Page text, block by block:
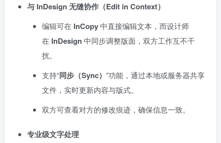
与 InDesign 无缝协作（Edit in Context）
编辑可在 InCopy中直接编辑文本，而设计师
在 InDesign中同步调整版面，双方工作互不干
扰。
支持“同步（Sync） ”功能，通过本地或服务器共享
文件，实时更新内容与版式。
双方可查看对方的修改痕迹，确保信息一致。
专业级文字处理